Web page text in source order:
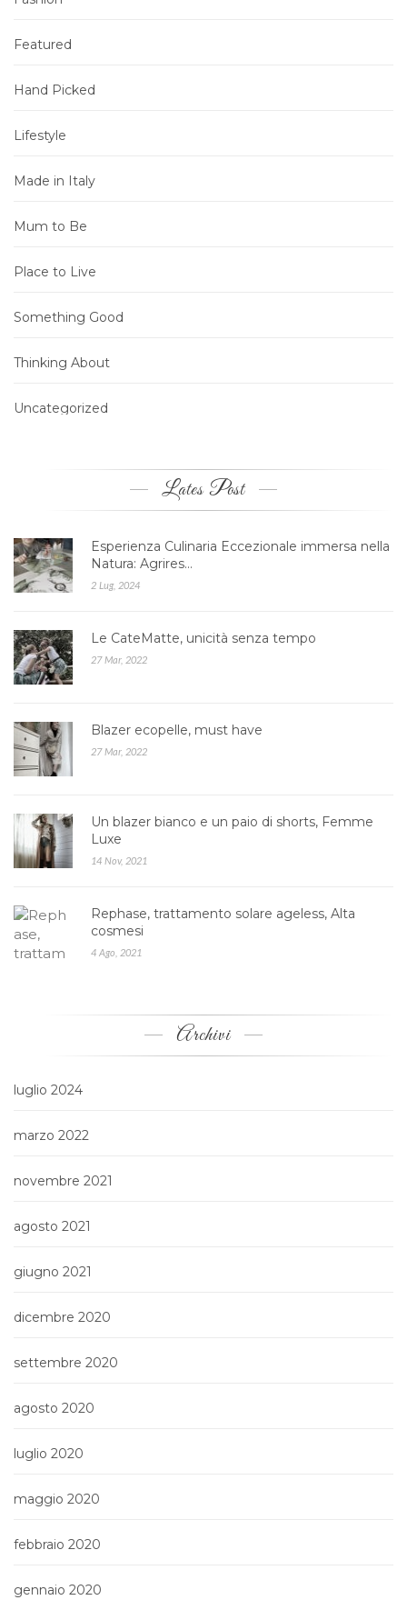
Featured
Hand Picked
Lifestyle
Made in Italy
Mum to Be
Place to Live
Something Good
Thinking About
Uncategorized
Lates Post
Esperienza Culinaria Eccezionale immersa nella
Natura: Agrires…
2 Lug, 2024
Le CateMatte, unicità senza tempo
27 Mar, 2022
Blazer ecopelle, must have
27 Mar, 2022
Un blazer bianco e un paio di shorts, Femme
Luxe
14 Nov, 2021
Rephase, trattamento solare ageless, Alta
cosmesi
4 Ago, 2021
Archivi
luglio 2024
marzo 2022
novembre 2021
agosto 2021
giugno 2021
dicembre 2020
settembre 2020
agosto 2020
luglio 2020
maggio 2020
febbraio 2020
gennaio 2020